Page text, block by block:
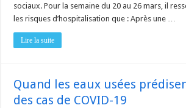
sociaux. Pour la semaine du 20 au 26 mars, il
les risques d’hospitalisation que : Après une …
Lire la suite
Quand les eaux usées
des cas de COVID-19